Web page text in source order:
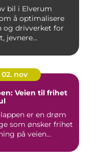
bil i Elverum
å optimalisere
og drivverket for
jevnere...
02. nov
Veien til frihet
er en drøm
som ønsker frihet
på veien...